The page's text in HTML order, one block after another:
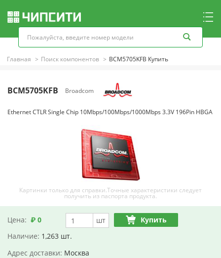
Главная Поиск компонентов BCM5705KFB Купить
BCM5705KFB Broadcom
Ethernet CTLR Single Chip 10Mbps/100Mbps/1000Mbps 3.3V 196Pin HBGA
Картинки только для справки.Точные характеристики следует
получить из паспорта продукта.
Цена: ₽ 0 шт
Купить
Наличие: 1,263 шт.
Адрес доставки: Москва